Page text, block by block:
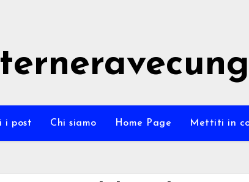
i post Chi siamo Home Page Mettiti in